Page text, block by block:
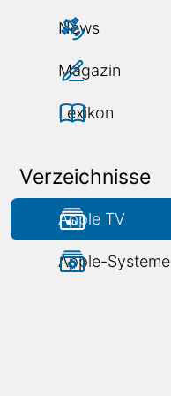
News
Magazin
Lexikon
Verzeichnisse
Apple TV
Apple-Systeme